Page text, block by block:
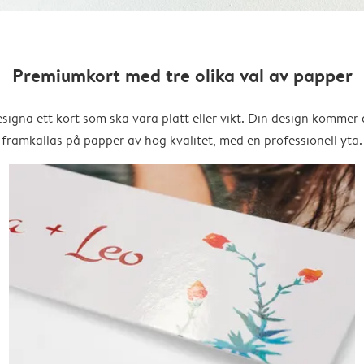
Premiumkort med tre olika val av papper
ett kort som ska vara platt eller vikt. Din design kommer
framkallas på papper av hög kvalitet, med en professionell yta.